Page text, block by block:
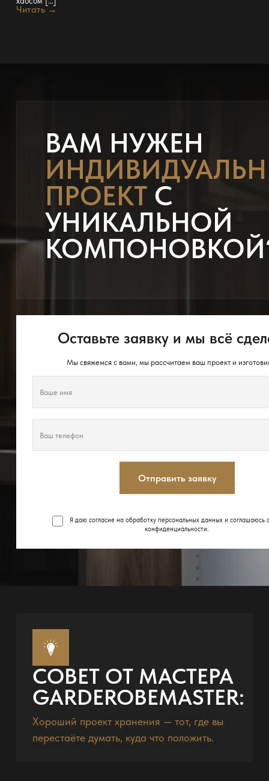
Читать →
ВАМ НУЖЕН
ПРОЕКТС
УНИКАЛЬНОЙ
Оставьте заявку и мы всё
Мы свяжемся с вами, мы рассчитаем ваш проект и
Отправить заявку
Я даю согласие на обработку персональных данных и соглашаюсь
конфиденциальности.
СОВЕТ ОТ МАСТЕРА
GARDEROBEMASTER:
Хороший проект хранения — тот, где вы
перестаёте думать, куда что положить.